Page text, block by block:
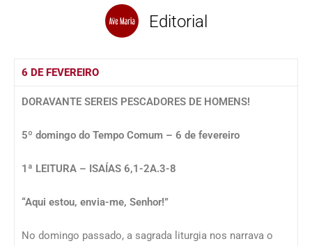
Editorial
6 DE FEVEREIRO
DORAVANTE SEREIS PESCADORES DE HOMENS!
5º domingo do Tempo Comum – 6 de fevereiro
1ª LEITURA – ISAÍAS 6,1-2A.3-8
“Aqui estou, envia-me, Senhor!”
No domingo passado, a sagrada liturgia nos narrava o